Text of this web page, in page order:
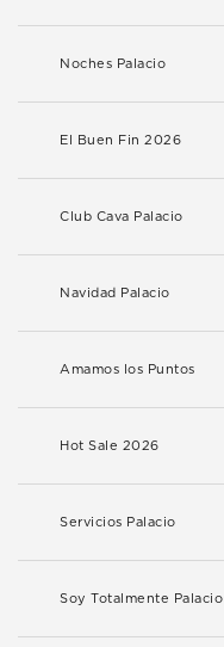
Noches Palacio
El Buen Fin 2026
Club Cava Palacio
Navidad Palacio
Amamos los Puntos
Hot Sale 2026
Servicios Palacio
Soy Totalmente Palacio